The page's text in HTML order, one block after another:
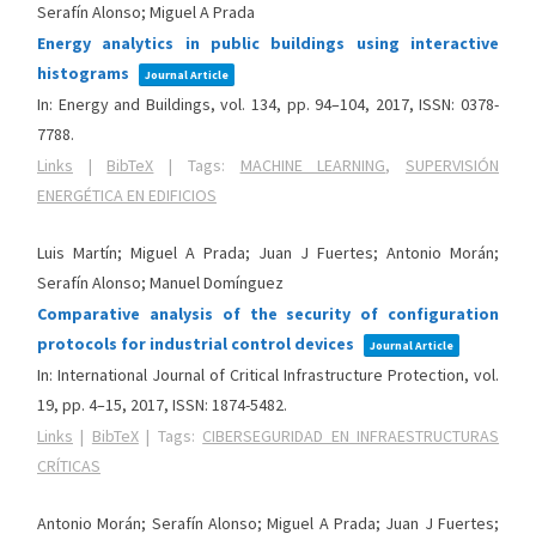
Serafín Alonso; Miguel A Prada
Energy analytics in public buildings using interactive
histograms
Journal Article
In: Energy and Buildings,vol. 134, pp. 94–104, 2017,ISSN: 0378-
7788.
Links | BibTeX | Tags: MACHINE LEARNING,SUPERVISIÓN
ENERGÉTICA EN EDIFICIOS
Luis Martín; Miguel A Prada; Juan J Fuertes; Antonio Morán;
Serafín Alonso; Manuel Domínguez
Comparative analysis of the security of configuration
protocols for industrial control devices
Journal Article
In: International Journal of Critical Infrastructure Protection,vol.
19, pp. 4–15, 2017, ISSN: 1874-5482.
Links | BibTeX| Tags: CIBERSEGURIDAD EN INFRAESTRUCTURAS
CRÍTICAS
Antonio Morán; Serafín Alonso; Miguel A Prada; Juan J Fuertes;